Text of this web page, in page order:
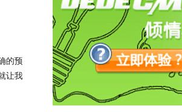
的预
让我